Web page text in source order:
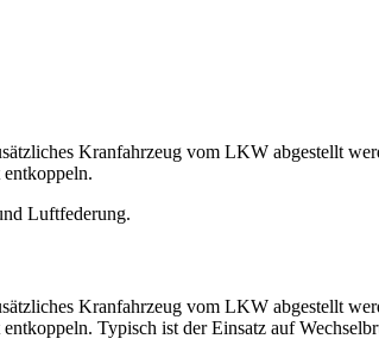
Kranfahrzeug vom LKW abgestellt
Luftfederung.
Kranfahrzeug vom LKW abgestellt
Typisch ist der Einsatz auf